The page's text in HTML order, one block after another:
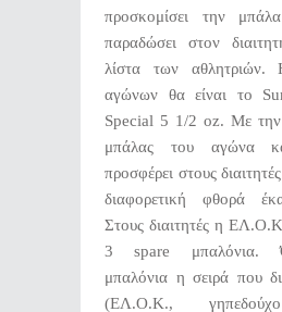
προσκομίσει την
παραδώσει στον
λίστα των
αγώνων θα είναι το
Special 5 1/2 oz. Με την
μπάλας του αγώνα
προσφέρει στους
διαφορετική φθορά
Στους διαιτητές η
3 spare μπαλόνια.
μπαλόνια η σειρά που
(ΕΛ.Ο.Κ.,